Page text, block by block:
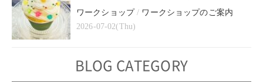
ワークショップ/ ワークショップのご案内
2026-07-02(Thu)
BLOG CATEGORY